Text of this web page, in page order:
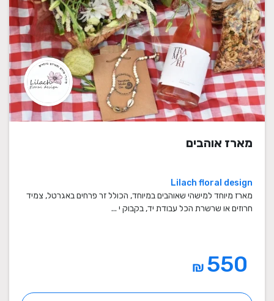
מארז אוהבים
Lilach floral design
מארז מיוחד למישהי שאוהבים במיוחד, הכולל זר פרחים באגרטל, צמיד
חרוזים או שרשרת הכל עבודת יד, בקבוק י ...
₪